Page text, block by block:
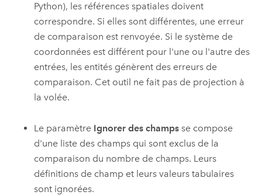
Python), les références spatiales doivent
correspondre. Si elles sont différentes, une erreur
de comparaison est renvoyée. Si le système de
coordonnées est différent pour l'une ou l'autre des
entrées, les entités génèrent des erreurs de
comparaison. Cet outil ne fait pas de projection à
la volée.
Le paramètre Ignorer des champs se compose
d'une liste des champs qui sont exclus de la
comparaison du nombre de champs. Leurs
définitions de champ et leurs valeurs tabulaires
sont ignorées.